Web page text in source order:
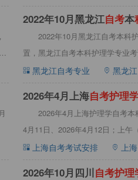
2022年10月黑龙江自考本
2022年10月黑龙江自考本科
置，黑龙江自考本科护理学专业
① 黑龙江自考专业 黑龙
2026年4月上海自考护理
2026年4月上海护理学自考
4月11日、2026年4月12日；上午
上海自考考试安排 上
2026年10月四川自考护理